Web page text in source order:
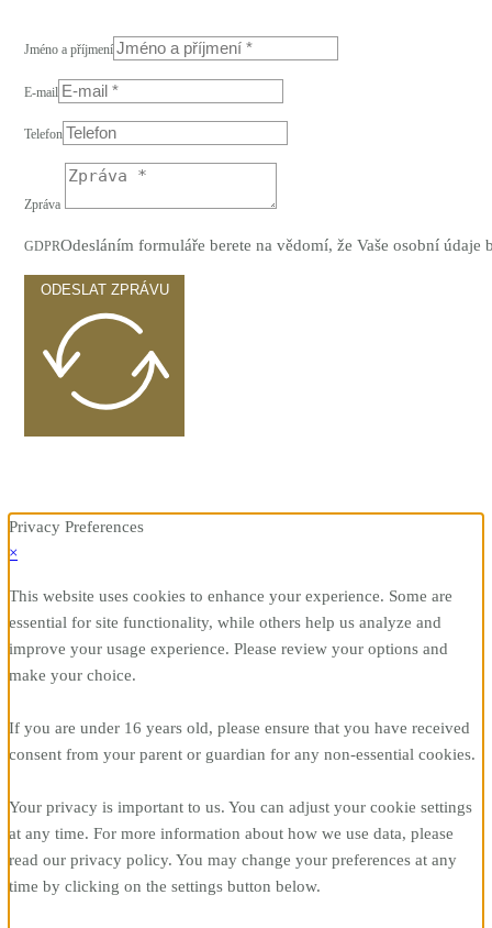
Jméno a příjmení
E-mail
Telefon
Zpráva
GDPROdesláním formuláře berete na vědomí, že Vaše osobní
ODESLAT ZPRÁVU
Privacy Preferences
×
This website uses cookies to enhance your experience. Some are
essential for site functionality, while others help us analyze and
improve your usage experience. Please review your options and
make your choice.
If you are under 16 years old, please ensure that you have received
consent from your parent or guardian for any non-essential cookies.
Your privacy is important to us. You can adjust your cookie settings
at any time. For more information about how we use data, please
read our privacy policy. You may change your preferences at any
time by clicking on the settings button below.